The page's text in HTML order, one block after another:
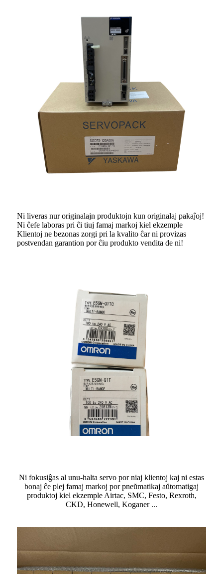
Ni liveras nur originalajn produktojn kun originalaj pakaĵoj!
Ni ĉefe laboras pri ĉi tiuj famaj markoj kiel ekzemple
Klientoj ne bezonas zorgi pri la kvalito ĉar ni provizas
postvendan garantion por ĉiu produkto vendita de ni!
Ni fokusiĝas al unu-halta servo por niaj klientoj kaj ni estas
bonaj ĉe plej famaj markoj por pneŭmatikaj aŭtomatigaj
produktoj kiel ekzemple Airtac, SMC, Festo, Rexroth,
CKD, Honewell, Koganer ...